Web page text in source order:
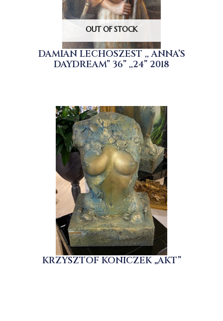
OUT OF STOCK
DAMIAN LECHOSZEST ,, ANNA’S
DAYDREAM” 36” ,,24” 2018
KRZYSZTOF KONICZEK „AKT”